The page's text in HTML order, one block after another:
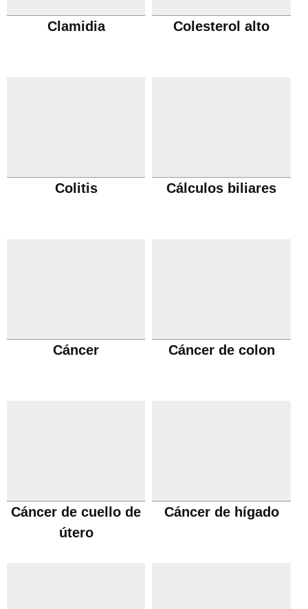
Clamidia Colesterol alto
Colitis Cálculos biliares
Cáncer Cáncer de colon
Cáncer de cuello de
útero
Cáncer de hígado